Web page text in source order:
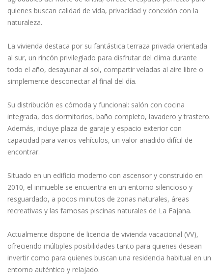
quienes buscan calidad de vida, privacidad y conexión con la
naturaleza.
La vivienda destaca por su fantástica terraza privada orientada
al sur, un rincón privilegiado para disfrutar del clima durante
todo el año, desayunar al sol, compartir veladas al aire libre o
simplemente desconectar al final del día.
Su distribución es cómoda y funcional: salón con cocina
integrada, dos dormitorios, baño completo, lavadero y trastero.
Además, incluye plaza de garaje y espacio exterior con
capacidad para varios vehículos, un valor añadido difícil de
encontrar.
Situado en un edificio moderno con ascensor y construido en
2010, el inmueble se encuentra en un entorno silencioso y
resguardado, a pocos minutos de zonas naturales, áreas
recreativas y las famosas piscinas naturales de La Fajana.
Actualmente dispone de licencia de vivienda vacacional (VV),
ofreciendo múltiples posibilidades tanto para quienes desean
invertir como para quienes buscan una residencia habitual en un
entorno auténtico y relajado.